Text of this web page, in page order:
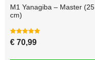
M1 Yanagiba – Master (25
cm)
Gewaardeerd
5.00
€ 70,99